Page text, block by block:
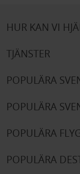
HUR KAN VI
TJÄNSTER
POPULÄRA
POPULÄRA
POPULÄRA
POPULÄRA